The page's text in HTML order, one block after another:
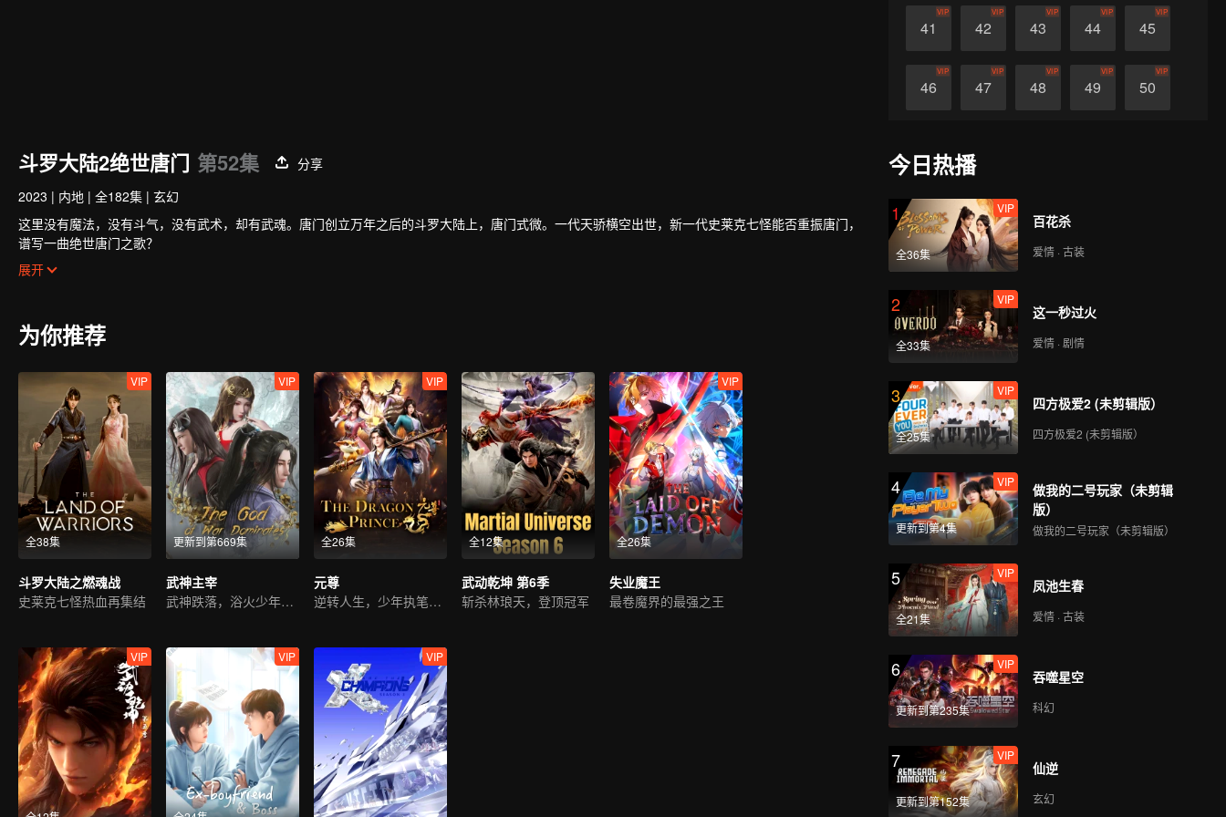
41
VIP
42
VIP
43
VIP
44
VIP
45
VIP
46
VIP
47
VIP
48
VIP
49
VIP
50
VIP
56 57
斗罗大陆2绝世唐门 第52集
分享
2023 | 内地 | 全182集 | 玄幻
这里没有魔法，没有斗气，没有武术，却有武魂。唐门创立万年之后的斗罗大陆上，唐门式微。一代天骄横空出世，新一代史莱克七怪能否重振唐门，
谱写一曲绝世唐门之歌？
百万年魂兽，手握日月摘星辰的死灵圣法神，导致唐门衰落的全新魂导器体系。一切的神奇都将一一展现。
唐门暗器能否重振雄风，唐门能否重现辉煌？
展开
为你推荐
全38集
VIP
斗罗大陆之燃魂战
史莱克七怪热血再集结
更新到第669集
VIP
武神主宰
武神跌落，浴火少年再起
全26集
VIP
元尊
逆转人生，少年执笔破苍穹
全12集
武动乾坤 第6季
斩杀林琅天，登顶冠军
全26集
VIP
失业魔王
最卷魔界的最强之王
VIP VIP VIP
今日热播
1
全36集
VIP
百花杀
爱情 · 古装
2
全33集
VIP
这一秒过火
爱情 · 剧情
3
全25集
VIP
四方极爱2 (未剪辑版）
四方极爱2 (未剪辑版）
4
更新到第4集
VIP
做我的二号玩家（未剪辑
版）
做我的二号玩家（未剪辑版）
5
全21集
VIP
凤池生春
爱情 · 古装
6
更新到第235集
VIP
吞噬星空
科幻
7
更新到第152集
VIP
仙逆
玄幻